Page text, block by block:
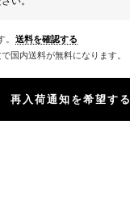
。 送料を確認する
で国内送料が無料になります。
再入荷通知を希望する